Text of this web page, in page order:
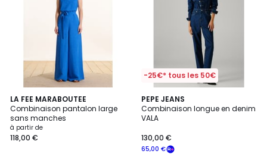
LA FEE MARABOUTEE
Combinaison pantalon large
sans manches
à partir de
118,00 €
3
Couleurs
-25€* tous les 50€
PEPE JEANS
Combinaison longue en denim
VALA
65,00 €
130,00 €